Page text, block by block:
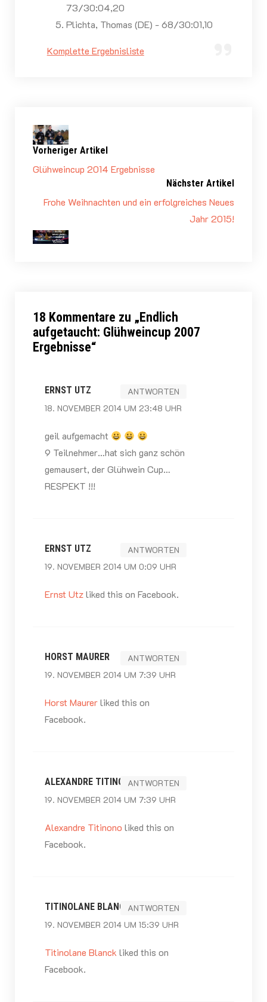
73/30:04,20
Plichta, Thomas (DE) - 68/30:01,10
Komplette Ergebnisliste
Vorheriger Artikel
Glühweincup 2014 Ergebnisse
Nächster Artikel
Frohe Weihnachten und ein erfolgreiches Neues
Jahr 2015!
18 Kommentare zu „Endlich
aufgetaucht: Glühweincup 2007
Ergebnisse“
ERNST UTZ
18. NOVEMBER 2014 UM 23:48 UHR
ANTWORTEN
geil aufgemacht
9 Teilnehmer…hat sich ganz schön
gemausert, der Glühwein Cup…
RESPEKT !!!
ERNST UTZ
19. NOVEMBER 2014 UM 0:09 UHR
ANTWORTEN
Ernst Utzliked this on Facebook.
HORST MAURER
19. NOVEMBER 2014 UM 7:39 UHR
ANTWORTEN
Horst Maurerliked this on
Facebook.
ALEXANDRE TITINONO
19. NOVEMBER 2014 UM 7:39 UHR
ANTWORTEN
Alexandre Titinono liked this on
Facebook.
TITINOLANE BLANCK
19. NOVEMBER 2014 UM 15:39 UHR
ANTWORTEN
Titinolane Blanck liked this on
Facebook.